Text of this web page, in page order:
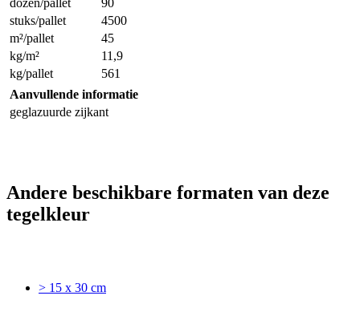
stuks/pallet
4500
m²/pallet
45
kg/m²
11,9
kg/pallet
561
Aanvullende informatie
geglazuurde zijkant
Andere beschikbare formaten van deze
tegelkleur
> 15 x 30 cm